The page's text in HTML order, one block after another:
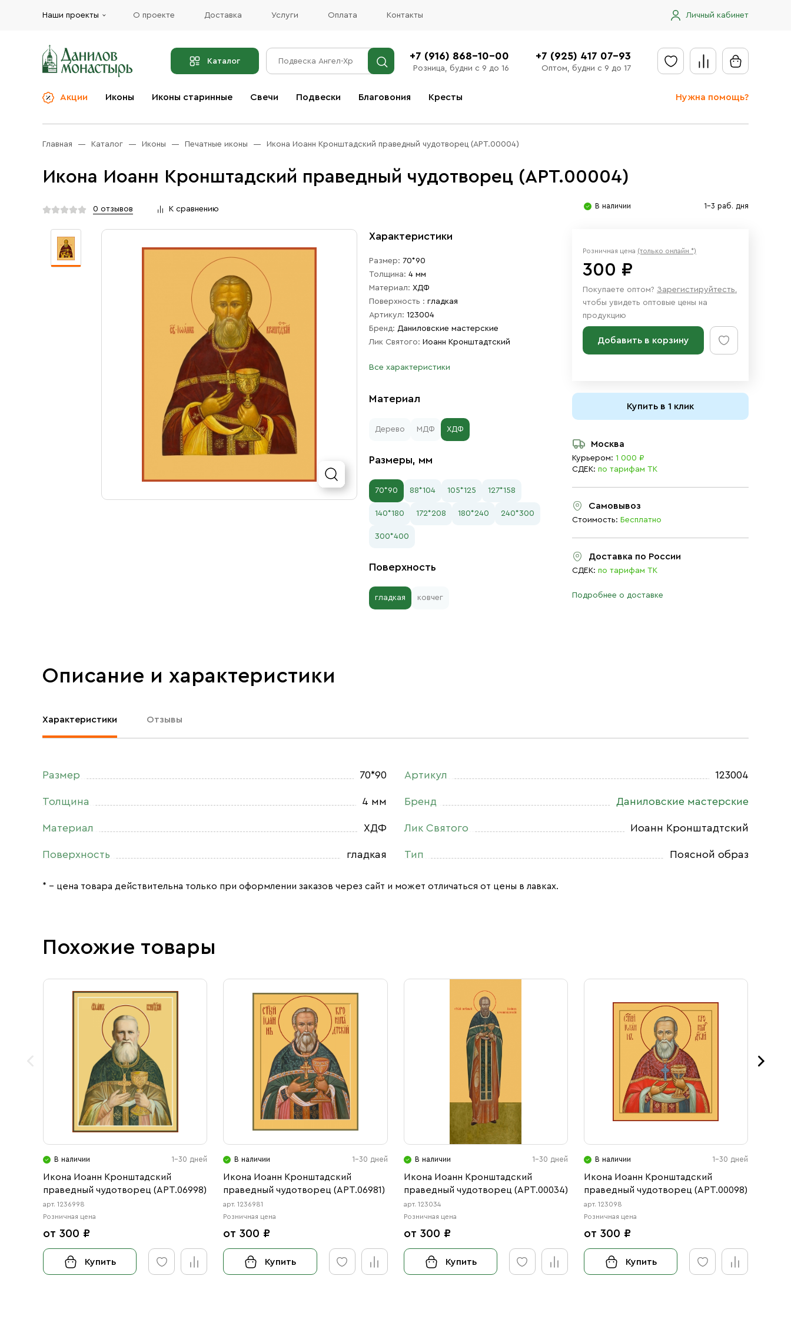
Наши проекты О проекте Доставка Услуги Оплата Контакты Личный кабинет
Каталог +7 (916) 868-10-00
Розница, будни с 9 до 16
+7 (925) 417 07-93
Оптом, будни с 9 до 17
Акции Иконы Иконы старинные Свечи Подвески Благовония Кресты Нужна помощь?
Отправить заявку
Церковная утварь
Иконы
Бренды
Услуги
Главная Каталог Иконы Печатные иконы Икона Иоанн Кронштадский праведный чудотворец (АРТ.00004)
Икона Иоанн Кронштадский праведный чудотворец (АРТ.00004)
0 отзывов К сравнению В наличии 1-3 раб. дня
Характеристики
Размер: 70*90
Толщина: 4 мм
Материал: ХДФ
Поверхность : гладкая
Артикул: 123004
Бренд: Даниловские мастерские
Лик Святого: Иоанн Кронштадтский
Все характеристики
Материал
Дерево МДФ ХДФ
Размеры, мм
70*90 88*104 105*125 127*158
140*180 172*208 180*240 240*300
300*400
Поверхность
гладкая ковчег
Розничная цена (только онлайн *)
300 ₽
Покупаете оптом? Зарегистируйтесть,
чтобы увидеть оптовые цены на
продукцию
Добавить в корзину
Купить в 1 клик
Москва
Курьером: 1 000 ₽
СДЕК: по тарифам ТК
Самовывоз
Стоимость: Бесплатно
Доставка по России
СДЕК: по тарифам ТК
Подробнее о доставке
Описание и характеристики
Характеристики Отзывы
Размер 70*90
Толщина 4 мм
Материал ХДФ
Поверхность гладкая
Артикул 123004
Бренд Даниловские мастерские
Лик Святого Иоанн Кронштадтский
Тип Поясной образ
* – цена товара действительна только при оформлении заказов через сайт и может отличаться от цены в лавках.
Похожие товары
В наличии 1-30 дней
Икона Иоанн Кронштадский
праведный чудотворец (АРТ.06998)
арт. 1236998
Розничная цена
от 300 ₽
Купить
В наличии 1-30 дней
Икона Иоанн Кронштадский
праведный чудотворец (АРТ.06981)
арт. 1236981
Розничная цена
от 300 ₽
Купить
В наличии 1-30 дней
Икона Иоанн Кронштадский
праведный чудотворец (АРТ.00034)
арт. 123034
Розничная цена
от 300 ₽
Купить
В наличии 1-30 дней
Икона Иоанн Кронштадский
праведный чудотворец (АРТ.00098)
арт. 123098
Розничная цена
от 300 ₽
Купить